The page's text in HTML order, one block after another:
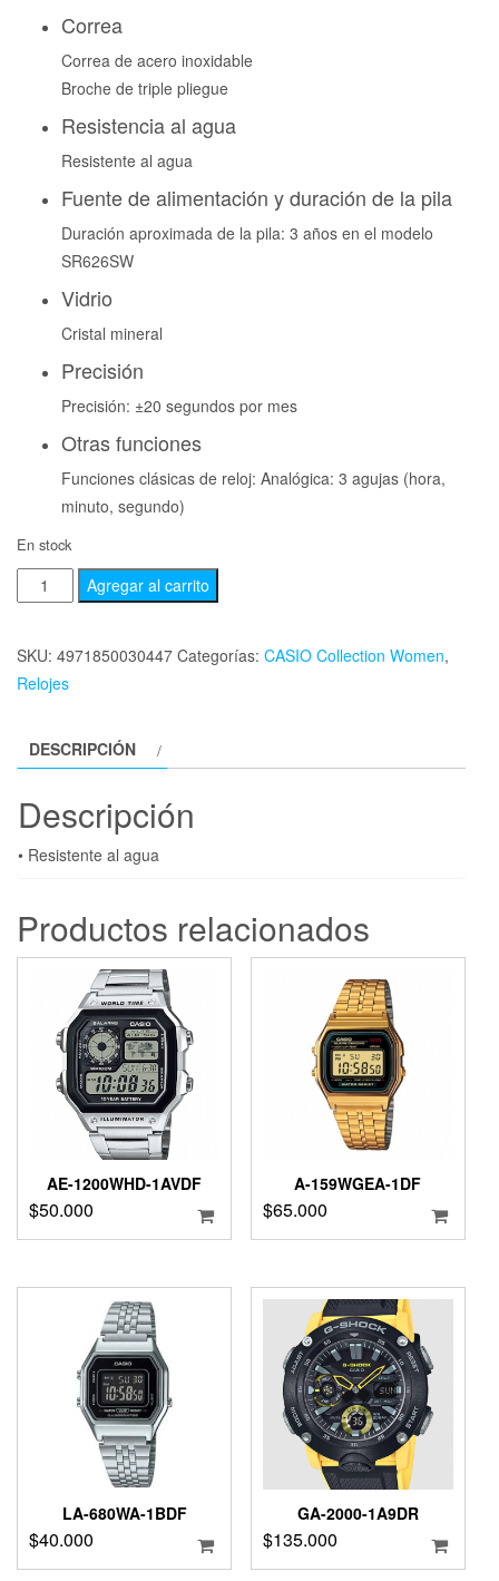
Correa
Correa de acero inoxidable
Broche de triple pliegue
Resistencia al agua
Resistente al agua
Fuente de alimentación y duración de la pila
Duración aproximada de la pila: 3 años en el modelo
SR626SW
Vidrio
Cristal mineral
Precisión
Precisión: ±20 segundos por mes
Otras funciones
Funciones clásicas de reloj: Analógica: 3 agujas (hora,
minuto, segundo)
En stock
Agregar al carrito
SKU: 4971850030447 Categorías: CASIO Collection Women,
Relojes
DESCRIPCIÓN
Descripción
• Resistente al agua
Productos relacionados
AE-1200WHD-1AVDF
$50.000
A-159WGEA-1DF
$65.000
LA-680WA-1BDF
$40.000
GA-2000-1A9DR
$135.000